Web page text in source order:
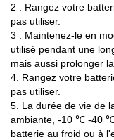
2 . Rangez votre
pas utiliser.
3 . Maintenez-le en
utilisé pendant une
mais aussi prolonger
4. Rangez votre
pas utiliser.
5. La durée de vie de
ambiante, -10 ℃ -40 ℃
batterie au froid ou à